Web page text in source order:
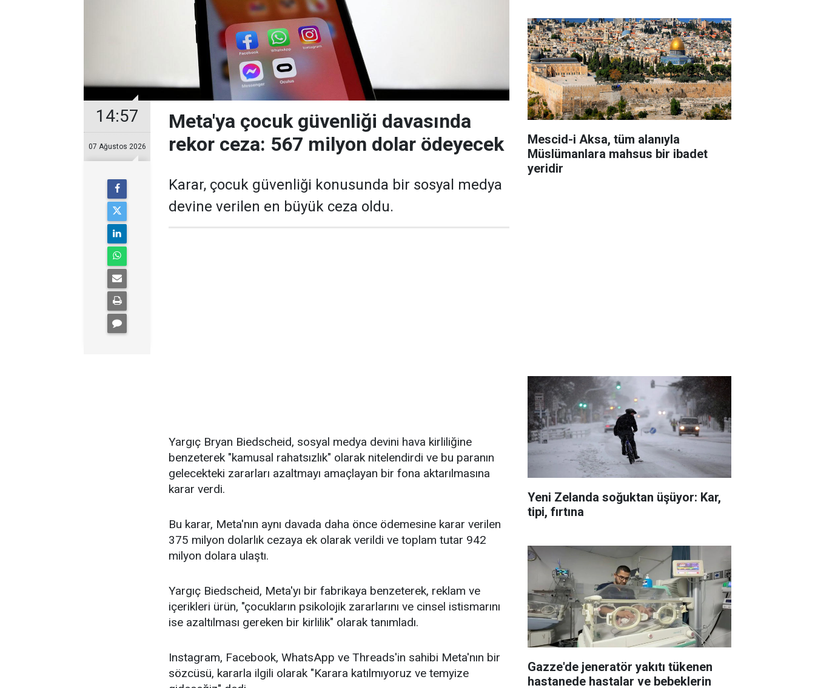
14:57
07 Ağustos 2026
Meta'ya çocuk güvenliği davasında
rekor ceza: 567 milyon dolar ödeyecek
Karar, çocuk güvenliği konusunda bir sosyal medya
devine verilen en büyük ceza oldu.
Yargıç Bryan Biedscheid, sosyal medya devini hava kirliliğine
benzeterek "kamusal rahatsızlık" olarak nitelendirdi ve bu paranın
gelecekteki zararları azaltmayı amaçlayan bir fona aktarılmasına
karar verdi.
Bu karar, Meta'nın aynı davada daha önce ödemesine karar verilen
375 milyon dolarlık cezaya ek olarak verildi ve toplam tutar 942
milyon dolara ulaştı.
Yargıç Biedscheid, Meta'yı bir fabrikaya benzeterek, reklam ve
içerikleri ürün, "çocukların psikolojik zararlarını ve cinsel istismarını
ise azaltılması gereken bir kirlilik" olarak tanımladı.
Instagram, Facebook, WhatsApp ve Threads'in sahibi Meta'nın bir
sözcüsü, kararla ilgili olarak "Karara katılmıyoruz ve temyize
Mescid-i Aksa, tüm alanıyla
Müslümanlara mahsus bir ibadet
yeridir
Yeni Zelanda soğuktan üşüyor: Kar,
tipi, fırtına
Gazze'de jeneratör yakıtı tükenen
hastanede hastalar ve bebeklerin